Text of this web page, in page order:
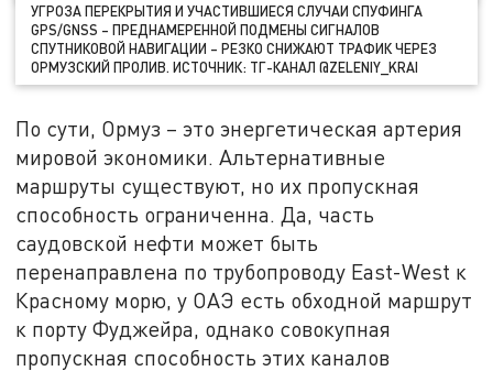
УГРОЗА ПЕРЕКРЫТИЯ И УЧАСТИВШИЕСЯ СЛУЧАИ СПУФИНГА
GPS/GNSS – ПРЕДНАМЕРЕННОЙ ПОДМЕНЫ СИГНАЛОВ
СПУТНИКОВОЙ НАВИГАЦИИ – РЕЗКО СНИЖАЮТ ТРАФИК ЧЕРЕЗ
ОРМУЗСКИЙ ПРОЛИВ. ИСТОЧНИК: ТГ-КАНАЛ @ZELENIY_KRAI
По сути, Ормуз – это энергетическая артерия
мировой экономики. Альтернативные
маршруты существуют, но их пропускная
способность ограниченна. Да, часть
саудовской нефти может быть
перенаправлена по трубопроводу East-West к
Красному морю, у ОАЭ есть обходной маршрут
к порту Фуджейра, однако совокупная
пропускная способность этих каналов